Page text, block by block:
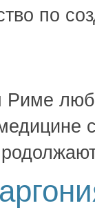
по
Риме